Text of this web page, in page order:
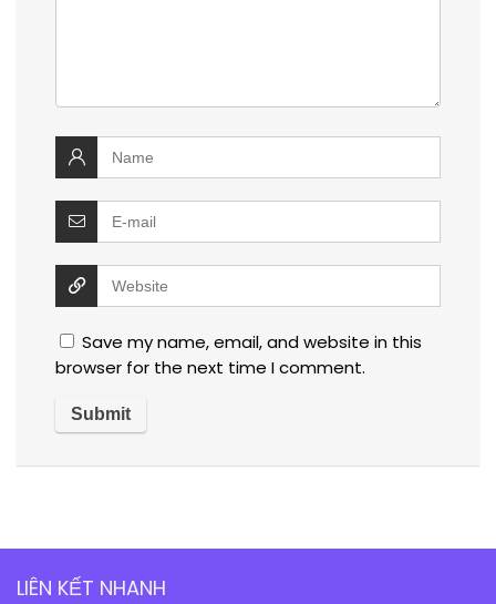
Save my name, email, and website in this
browser for the next time I comment.
LIÊN KẾT NHANH